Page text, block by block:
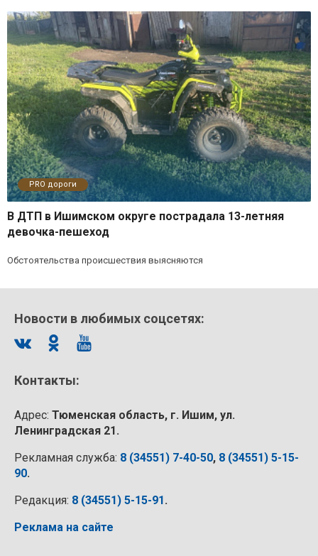
PRO дороги
В ДТП в Ишимском округе пострадала 13-летняя
девочка-пешеход
Обстоятельства происшествия выясняются
Новости в любимых соцсетях:
Контакты:
Адрес: Тюменская область, г. Ишим, ул.
Ленинградская 21.
Рекламная служба: 8 (34551) 7-40-50, 8 (34551) 5-15-
90.
Редакция: 8 (34551) 5-15-91.
Реклама на сайте